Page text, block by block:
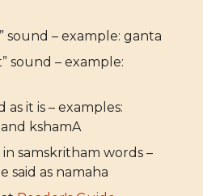
sound – example: ganta
sound – example:
as it is – examples:
kshamA
samskritham words –
said as namaha